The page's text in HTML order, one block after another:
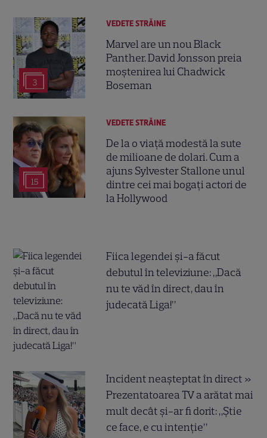
3
VEDETE STRĂINE
Marvel are un nou Black
Panther. David Jonsson preia
moștenirea lui Chadwick
Boseman
15
VEDETE STRĂINE
De la o viață modestă la sute
de milioane de dolari. Cum a
ajuns Sylvester Stallone unul
dintre cei mai bogați actori de
la Hollywood
Fiica legendei și-a făcut
debutul în televiziune: „Dacă
nu te văd în direct, dau în
judecată Liga!”
Incident neașteptat în direct »
Prezentatoarea TV a arătat mai
mult decât și-ar fi dorit: „Știe
ce face, e cu intenție”